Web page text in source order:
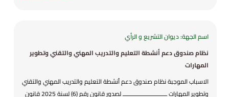
أعوام. فقد تم وضع مشروع هذا النظام .
اسم الجهة: ديوان التشريع و الرأي
نظام صندوق دعم أنشطة التعليم والتدريب المهني والتقني وتطوير
المهارات
الاسباب الموجبة نظام صندوق دعم أنشطة التعليم والتدريب المهني والتقني
وتطوير المهارات ـــــــــــــــــــــــــــــ لصدور قانون رقم (6) لسنة 2025 قانون